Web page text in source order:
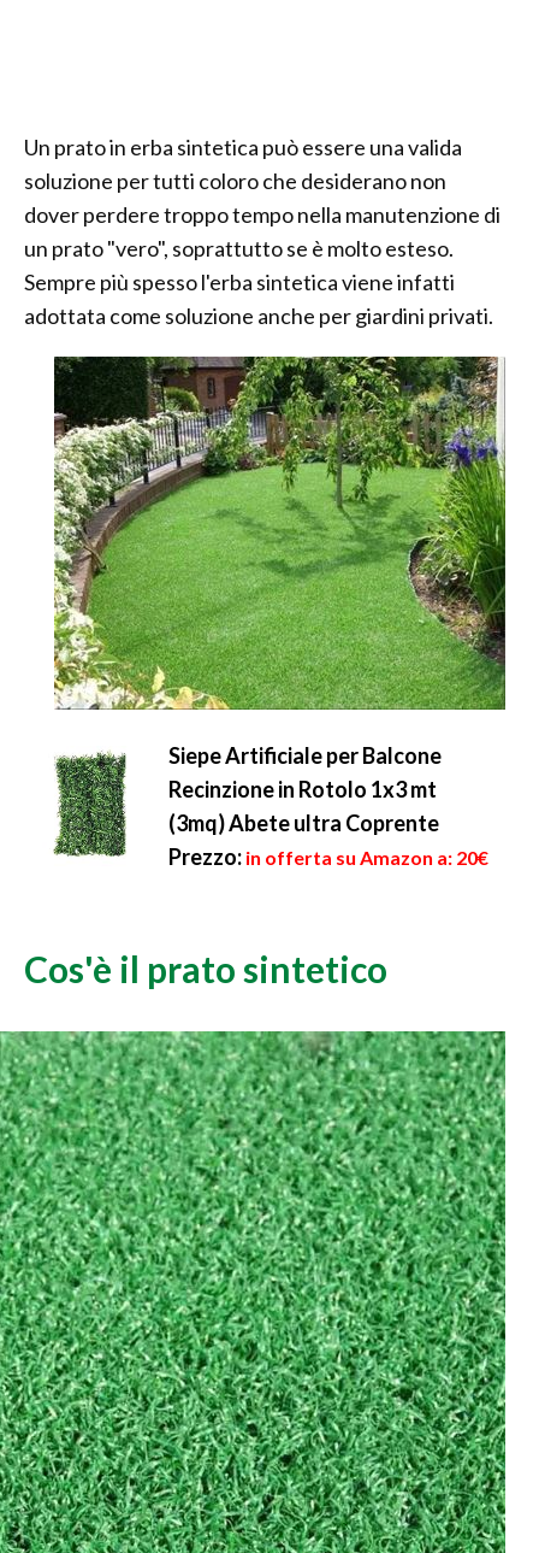
Un prato in erba sintetica può essere una valida
soluzione per tutti coloro che desiderano non
dover perdere troppo tempo nella manutenzione di
un prato "vero", soprattutto se è molto esteso.
Sempre più spesso l'erba sintetica viene infatti
adottata come soluzione anche per giardini privati.
Siepe Artificiale per Balcone
Recinzione in Rotolo 1x3 mt
(3mq) Abete ultra Coprente
Prezzo: in offerta su Amazon a: 20€
Cos'è il prato sintetico